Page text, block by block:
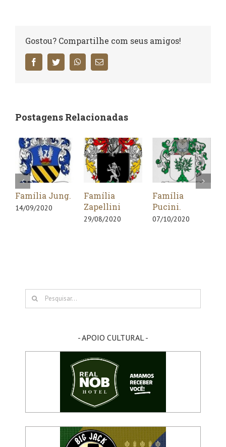
Gostou? Compartilhe com seus amigos!
FacebookTwitter WhatsApp
E-
mail
Postagens Relacionadas
Jung.
09/2020
Família
Zapellini
29/08/2020
Família
Pucini.
07/10/2020
Buscar
resultados
- APOIO CULTURAL -